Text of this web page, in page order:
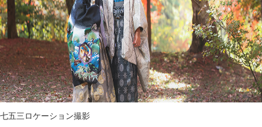
七五三ロケーション撮影